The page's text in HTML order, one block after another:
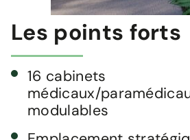
Les points forts
16 cabinets
médicaux/
modulables